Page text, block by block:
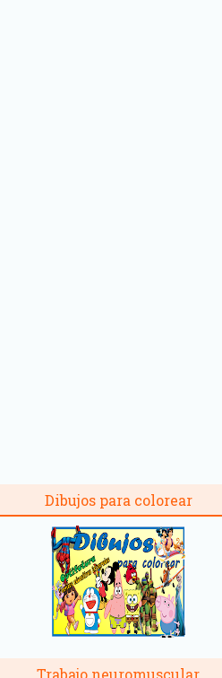
Dibujos para colorear
Trabajo neuromuscular